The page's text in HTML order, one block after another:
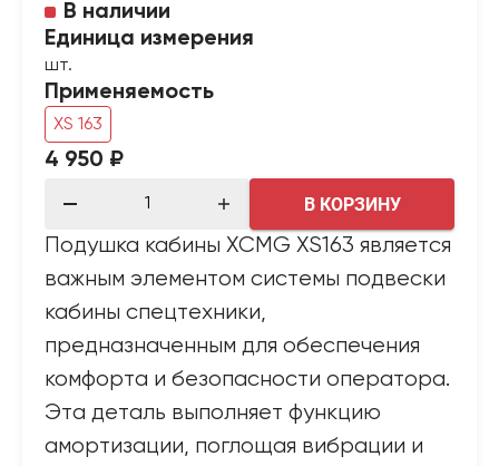
В наличии
Единица измерения
шт.
Применяемость
XS 163
4 950 ₽
В КОРЗИНУ
Подушка кабины XCMG XS163 является
важным элементом системы подвески
кабины спецтехники,
предназначенным для обеспечения
комфорта и безопасности оператора.
Эта деталь выполняет функцию
амортизации, поглощая вибрации и